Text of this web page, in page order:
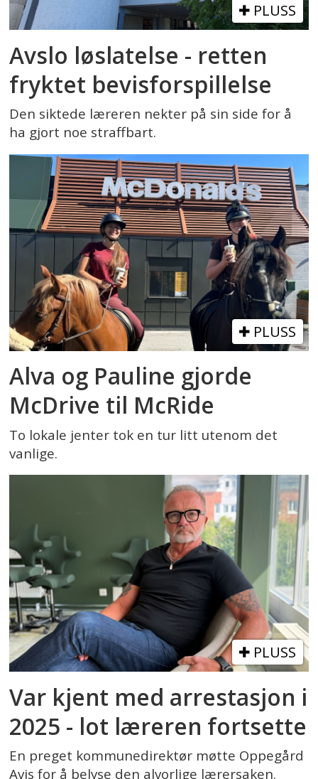
PLUSS
Avslo løslatelse - retten
fryktet bevisforspillelse
Den siktede læreren nekter på sin side for å
ha gjort noe straffbart.
PLUSS
Alva og Pauline gjorde
McDrive til McRide
To lokale jenter tok en tur litt utenom det
vanlige.
PLUSS
Var kjent med arrestasjon i
2025 - lot læreren fortsette
En preget kommunedirektør møtte Oppegård
Avis for å belyse den alvorlige lærersaken.